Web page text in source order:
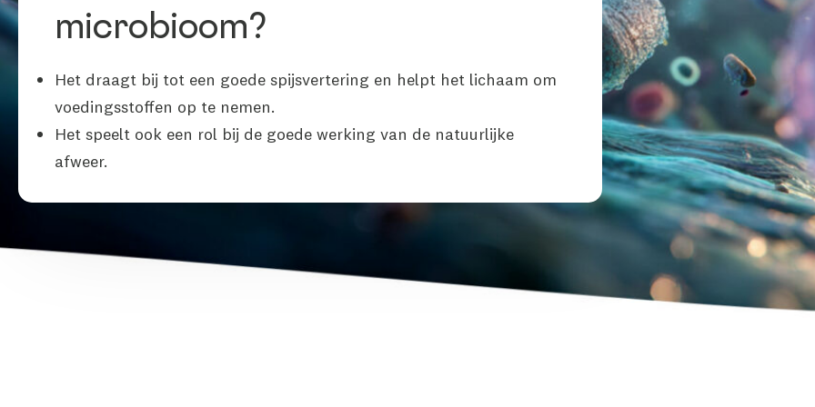
microbioom?
Het draagt bij tot een goede spijsvertering en helpt het lichaam om
voedingsstoffen op te nemen.
Het speelt ook een rol bij de goede werking van de natuurlijke
afweer.